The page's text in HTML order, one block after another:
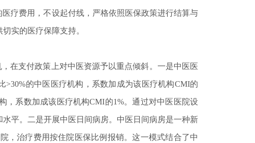
疗费用，不设起付线，严格依照医保政策进行结算与
实的医疗保障支持。
支付政策上对中医资源予以重点倾斜。一是中医医
的中医医疗机构，系数加成为该医疗机构CMI的
，系数加成该医疗机构CMI的1%。通过对中医医院设
平。二是开展中医日间病房。中医日间病房是一种新
，治疗费用按住院医保比例报销。这一模式结合了中